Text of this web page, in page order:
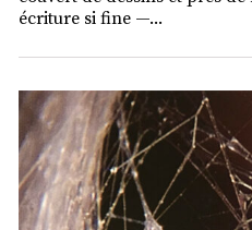
écriture si fine —...